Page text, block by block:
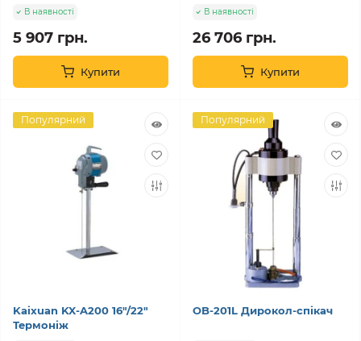
В наявності
5 907 грн.
Купити
В наявності
26 706 грн.
Купити
Популярний
Kaixuan KX-A200 16"/22"
Термоніж
Популярний
OB-201L Дирокол-спікач